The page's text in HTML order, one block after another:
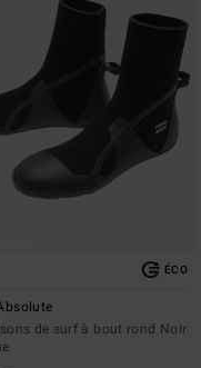
ÉCO
de surf à bout rond Noir